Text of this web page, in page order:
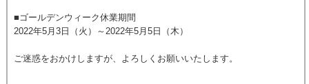
■ゴールデンウィーク休業期間
2022年5月3日（火）～2022年5月5日（木）
ご迷惑をおかけしますが、よろしくお願いいたします。